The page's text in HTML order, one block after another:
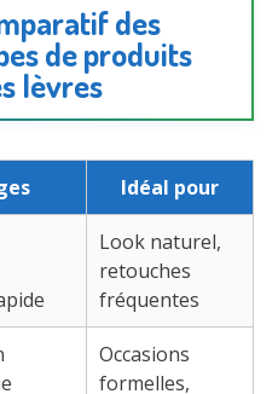
des
de produits
lèvres
Idéal pour
Look naturel,
retouches
fréquentes
Occasions
formelles,